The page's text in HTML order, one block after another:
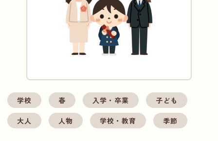
学校 春 入学・卒業 子ども
大人 人物 学校・教育 季節